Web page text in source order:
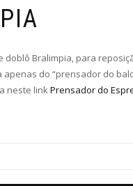
doblô Bralimpia, para
do “prensador do
neste linkPrensador do